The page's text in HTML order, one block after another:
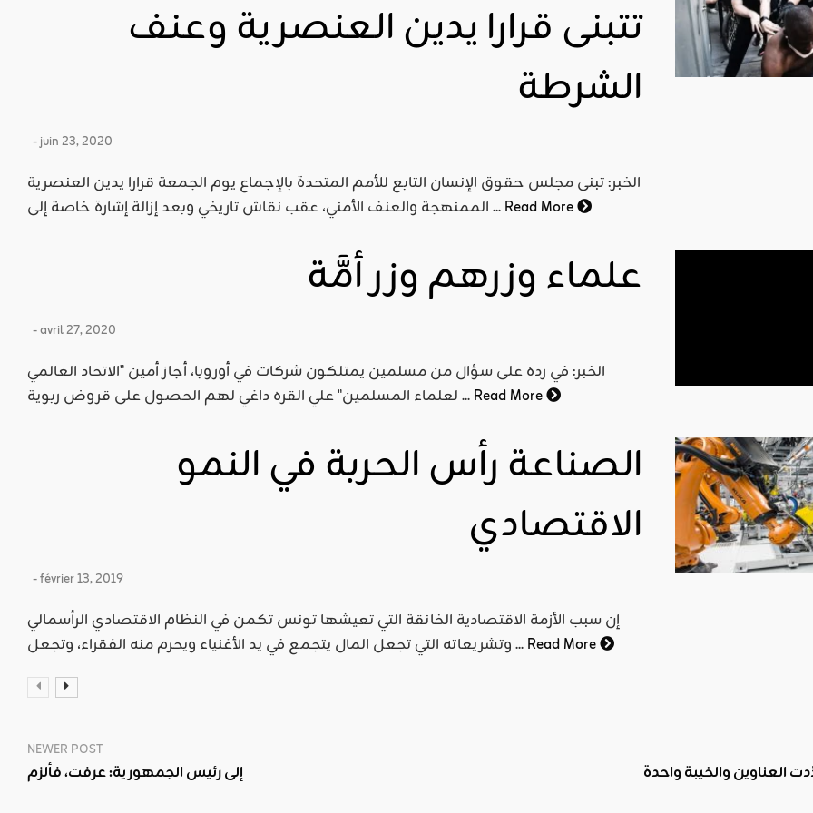
تتبنى قرارا يدين العنصرية وعنف
الشرطة
- juin 23, 2020
الخبر: تبنى مجلس حقوق الإنسان التابع للأمم المتحدة بالإجماع يوم الجمعة قرارا يدين العنصرية
الممنهجة والعنف الأمني، عقب نقاش تاريخي وبعد إزالة إشارة خاصة إلى ...Read More
علماء وزرهم وزر أُمَّة
- avril 27, 2020
الخبر: في رده على سؤال من مسلمين يمتلكون شركات في أوروبا، أجاز أمين "الاتحاد العالمي
لعلماء المسلمين" علي القره داغي لهم الحصول على قروض ربوية ...Read More
الصناعة رأس الحربة في النمو
الاقتصادي
- février 13, 2019
إن سبب الأزمة الاقتصادية الخانقة التي تعيشها تونس تكمن في النظام الاقتصادي الرأسمالي
وتشريعاته التي تجعل المال يتجمع في يد الأغنياء ويحرم منه الفقراء، وتجعل ...Read More
NEWER POST
إلى رئيس الجمهورية: عرفت، فألزم العناوين والخيبة واحدة
اقليمي ودولي
صدور
Read More